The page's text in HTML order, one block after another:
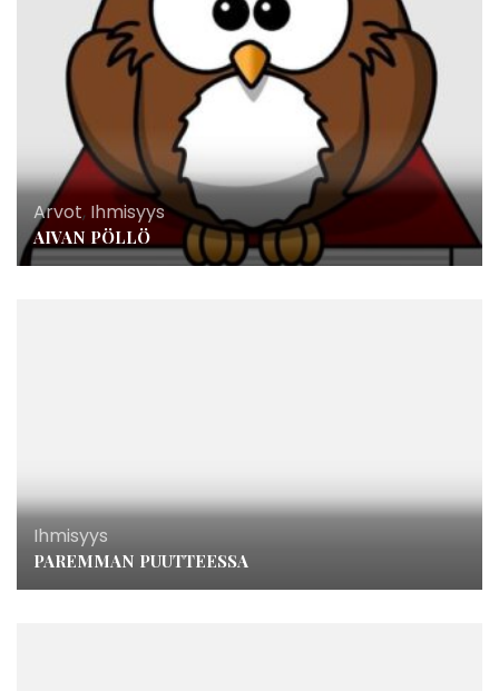
Arvot, Ihmisyys
AIVAN PÖLLÖ
Ihmisyys
PAREMMAN PUUTTEESSA